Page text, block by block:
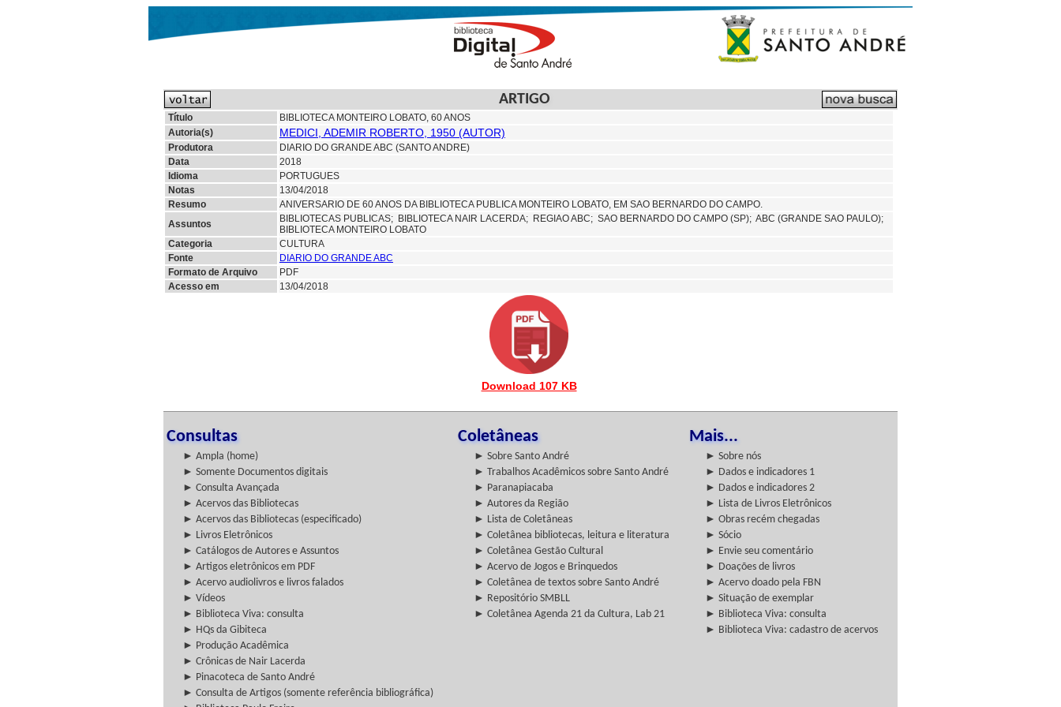
ARTIGO
Título
BIBLIOTECA MONTEIRO LOBATO, 60 ANOS
Autoria(s)
MEDICI, ADEMIR ROBERTO, 1950 (AUTOR)
Produtora
DIARIO DO GRANDE ABC (SANTO ANDRE)
Data
2018
Idioma
PORTUGUES
Notas
13/04/2018
Resumo
ANIVERSARIO DE 60 ANOS DA BIBLIOTECA PUBLICA MONTEIRO LOBATO, EM SAO BERNARDO DO CAMPO.
Assuntos
BIBLIOTECAS PUBLICAS; BIBLIOTECA NAIR LACERDA; REGIAO ABC; SAO BERNARDO DO CAMPO (SP); ABC (GRANDE SAO PAULO);
BIBLIOTECA MONTEIRO LOBATO
Categoria
CULTURA
Fonte
DIARIO DO GRANDE ABC
Formato de Arquivo
PDF
Acesso em
13/04/2018
Download 107 KB
Consultas Coletâneas Mais...
► Ampla (home) ► Sobre Santo André
► Sobre nós
► Somente Documentos digitais
► Trabalhos Acadêmicos sobre Santo André
► Dados e indicadores 1
► Consulta Avançada
► Paranapiacaba
► Dados e indicadores 2
► Acervos das Bibliotecas
► Autores da Região
► Lista de Livros Eletrônicos
► Acervos das Bibliotecas (especificado)
► Lista de Coletâneas
► Obras recém chegadas
► Livros Eletrônicos
► Coletânea bibliotecas, leitura e literatura
► Sócio
► Catálogos de Autores e Assuntos
► Coletânea Gestão Cultural
► Envie seu comentário
► Artigos eletrônicos em PDF
► Acervo de Jogos e Brinquedos
► Doações de livros
► Acervo audiolivros e livros falados
► Coletânea de textos sobre Santo André
► Acervo doado pela FBN
► Vídeos
► Repositório SMBLL
► Situação de exemplar
► Biblioteca Viva: consulta
► Coletânea Agenda 21 da Cultura, Lab 21
► Biblioteca Viva: consulta
► HQs da Gibiteca
► Biblioteca Viva: cadastro de acervos
► Produção Acadêmica
► Crônicas de Nair Lacerda
► Pinacoteca de Santo André
► Consulta de Artigos (somente referência bibliográfica)